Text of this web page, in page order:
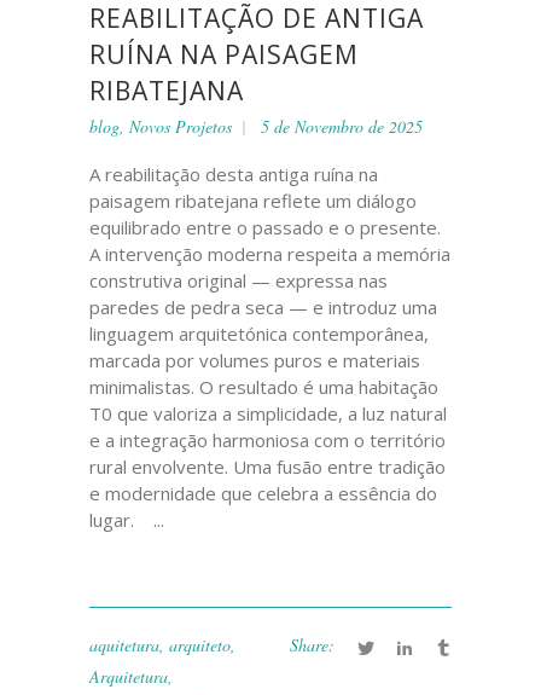
REABILITAÇÃO DE ANTIGA
RUÍNA NA PAISAGEM
RIBATEJANA
blog, Novos Projetos 5 de Novembro de 2025
A reabilitação desta antiga ruína na
paisagem ribatejana reflete um diálogo
equilibrado entre o passado e o presente.
A intervenção moderna respeita a memória
construtiva original — expressa nas
paredes de pedra seca — e introduz uma
linguagem arquitetónica contemporânea,
marcada por volumes puros e materiais
minimalistas. O resultado é uma habitação
T0 que valoriza a simplicidade, a luz natural
e a integração harmoniosa com o território
rural envolvente. Uma fusão entre tradição
e modernidade que celebra a essência do
lugar. ...
aquitetura, arquiteto,
Arquitetura,
Share: